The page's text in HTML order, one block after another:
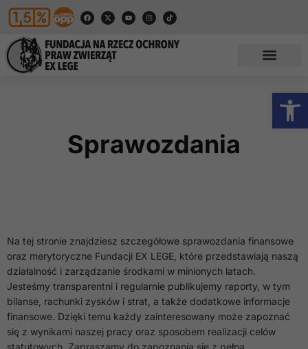
Sprawozdania
Na tej stronie znajdziesz szczegółowe sprawozdania finansowe
oraz merytoryczne Fundacji EX LEGE, które przedstawiają naszą
działalność i zarządzanie środkami w minionych latach.
Jesteśmy transparentni i regularnie publikujemy raporty, w tym
bilanse, rachunki zysków i strat, a także dodatkowe informacje
finansowe. Dzięki temu każdy zainteresowany może zapoznać
się z wynikami naszej pracy oraz sposobem realizacji celów
statutowych. Zapraszamy do zapoznania się z pełną